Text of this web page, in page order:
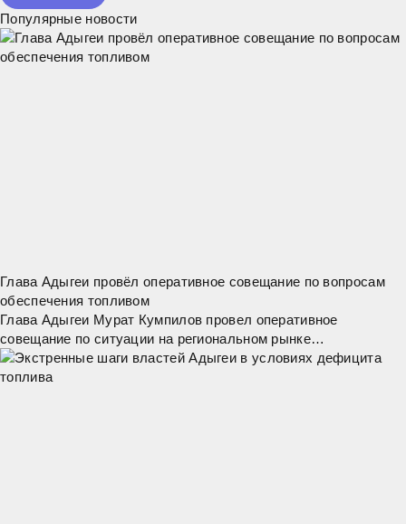
Популярные новости
Глава Адыгеи провёл оперативное совещание по вопросам
обеспечения топливом
Глава Адыгеи Мурат Кумпилов провел оперативное
совещание по ситуации на региональном рынке
нефтепродуктов. "Сегодня наша главная задача – обеспечить
стабильное снабжение топливом жителей